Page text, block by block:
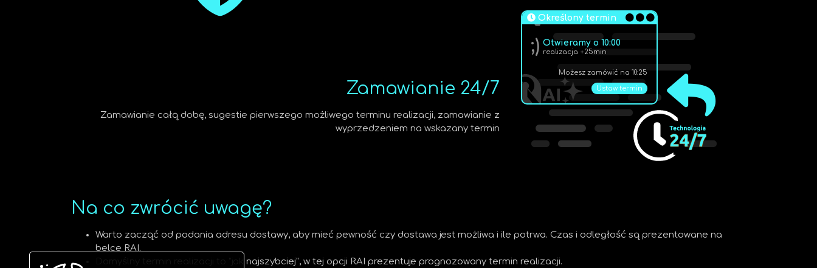
Zamawianie 24/7
Zamawianie całą dobę, sugestie pierwszego możliwego terminu realizacji, zamawianie z
wyprzedzeniem na wskazany termin
Określony termin
;) Otwieramy o 10:00
realizacja +25min
Możesz zamówić na 10:25
Ustaw termin
Na co zwrócić uwagę?
Warto zacząć od podania adresu dostawy, aby mieć pewność czy dostawa jest możliwa i ile potrwa. Czas i odległość są prezentowane na
belce RAI.
Domyślny termin realizacji to "jak najszybciej", w tej opcji RAI prezentuje prognozowany termin realizacji.